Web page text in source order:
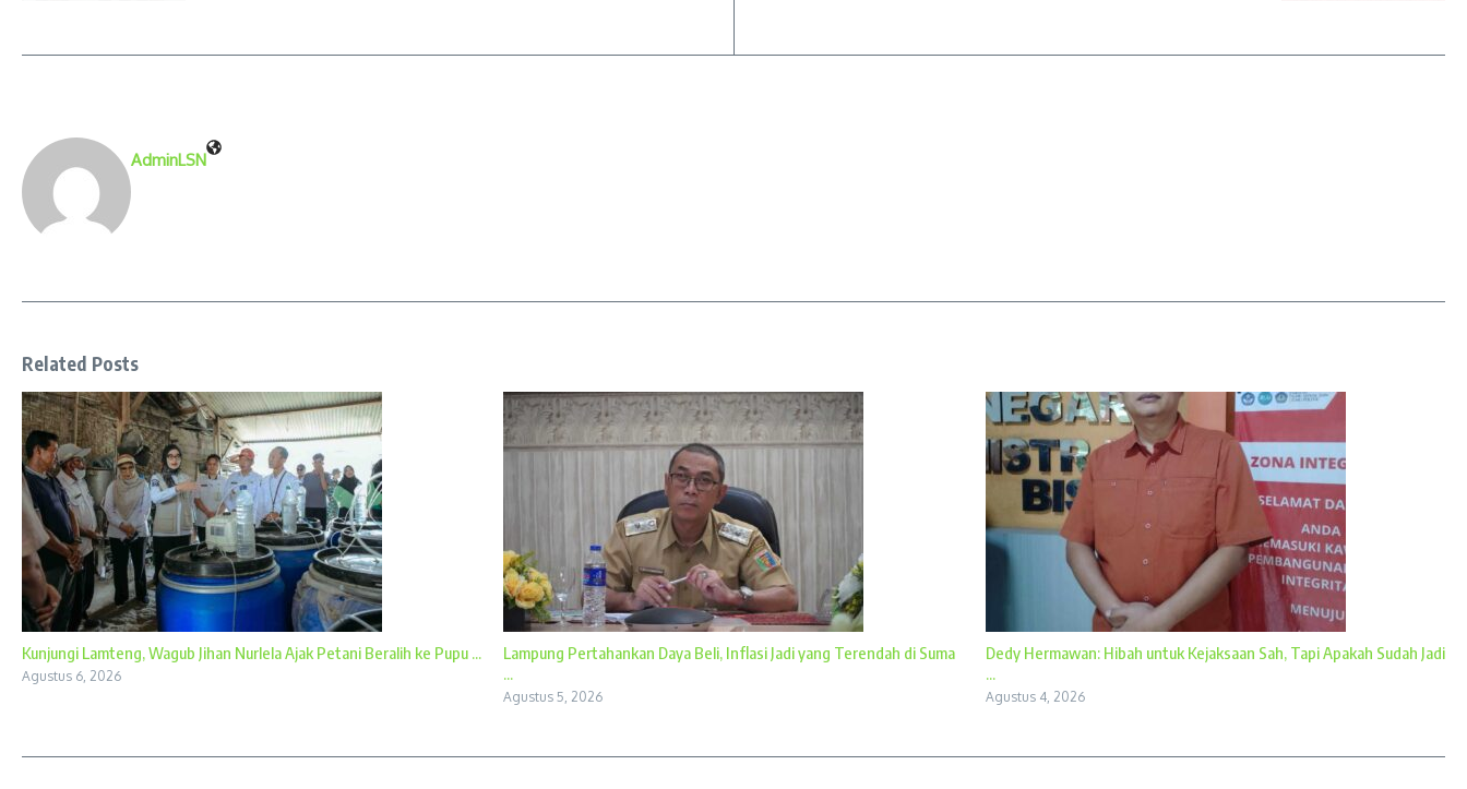
AdminLSN
Related Posts
Kunjungi Lamteng, Wagub Jihan Nurlela Ajak Petani Beralih ke Pupu ...
Agustus 6, 2026
Lampung Pertahankan Daya Beli, Inflasi Jadi yang Terendah di Suma
...
Agustus 5, 2026
Dedy Hermawan: Hibah untuk Kejaksaan Sah, Tapi Apakah Sudah Jadi
...
Agustus 4, 2026